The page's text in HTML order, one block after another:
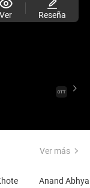
Ver Reseña
Ver más